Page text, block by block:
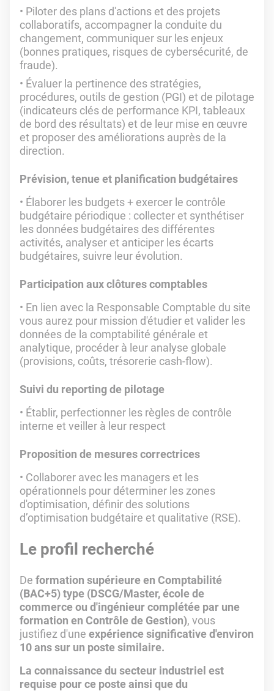
Piloter des plans d'actions et des projets
collaboratifs, accompagner la conduite du
changement, communiquer sur les enjeux
(bonnes pratiques, risques de cybersécurité, de
fraude).
Évaluer la pertinence des stratégies,
procédures, outils de gestion (PGI) et de pilotage
(indicateurs clés de performance KPI, tableaux
de bord des résultats) et de leur mise en œuvre
et proposer des améliorations auprès de la
direction.
Prévision, tenue et planification budgétaires
Élaborer les budgets + exercer le contrôle
budgétaire périodique : collecter et synthétiser
les données budgétaires des différentes
activités, analyser et anticiper les écarts
budgétaires, suivre leur évolution.
Participation aux clôtures comptables
En lien avec la Responsable Comptable du site
vous aurez pour mission d'étudier et valider les
données de la comptabilité générale et
analytique, procéder à leur analyse globale
(provisions, coûts, trésorerie cash-flow).
Suivi du reporting de pilotage
Établir, perfectionner les règles de contrôle
interne et veiller à leur respect
Proposition de mesures correctrices
Collaborer avec les managers et les
opérationnels pour déterminer les zones
d'optimisation, définir des solutions
d’optimisation budgétaire et qualitative (RSE).
Le profil recherché
De formation supérieure en Comptabilité
(BAC+5) type (DSCG/Master, école de
commerce ou d'ingénieur complétée par une
formation en Contrôle de Gestion), vous
justifiez d'une expérience significative d'environ
10 ans sur un poste similaire.
La connaissance du secteur industriel est
requise pour ce poste ainsi que du